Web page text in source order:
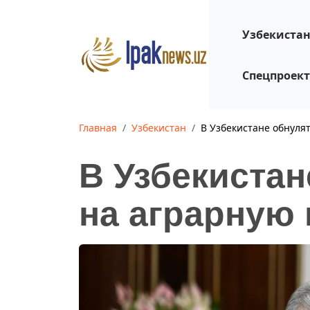
Узбекистан
Главная Узбекистан В Узбекистане
В
на